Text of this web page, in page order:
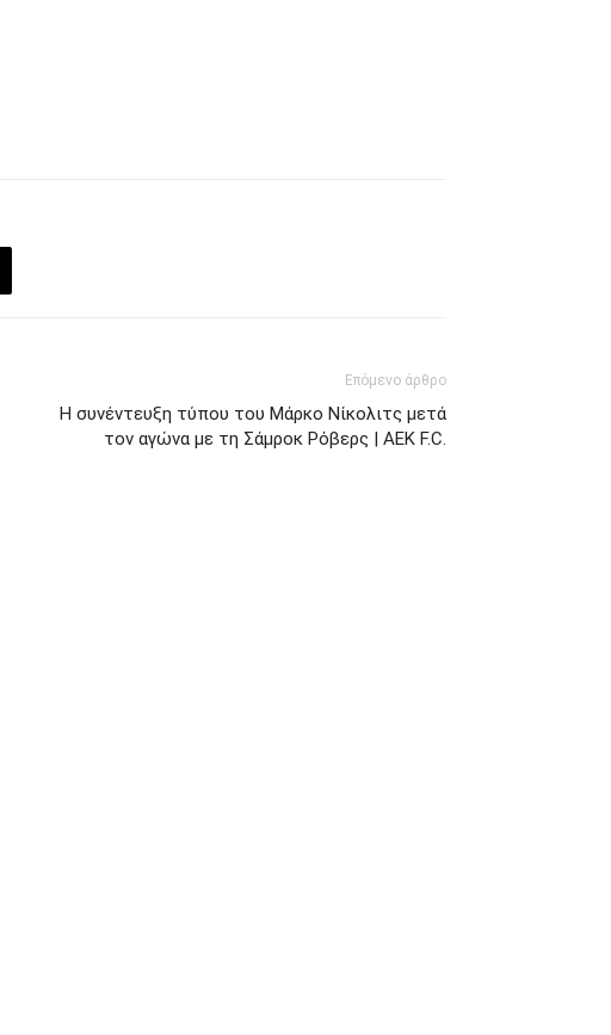
Επόμενο άρθρο
Η συνέντευξη τύπου του Μάρκο Νίκολιτς μετά
τον αγώνα με τη Σάμροκ Ρόβερς | AEK F.C.